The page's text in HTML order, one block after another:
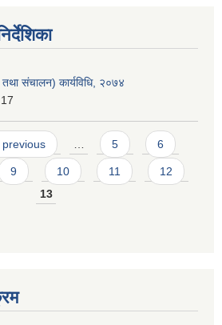
संचालन) कार्यविधि, २०७४
previous 5 6
9 10 11
12
13